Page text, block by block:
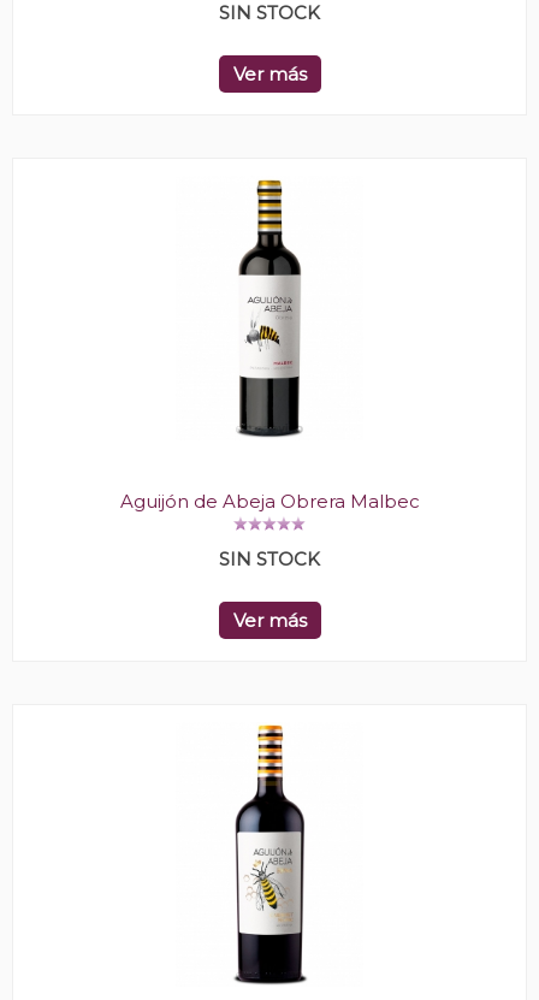
SIN STOCK
Ver más
Aguijón de Abeja Obrera Malbec
SIN STOCK
Ver más